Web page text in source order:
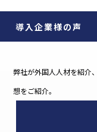
導入企業様の声
弊社が外国人人材を紹介
想をご紹介。